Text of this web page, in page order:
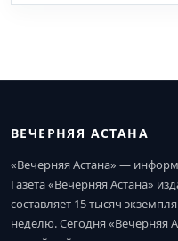
ВЕЧЕРНЯЯ АСТАНА
«Вечерняя Астана» —
Газета «Вечерняя Астана»
составляет 15 тысяч
неделю. Сегодня «Вечерняя